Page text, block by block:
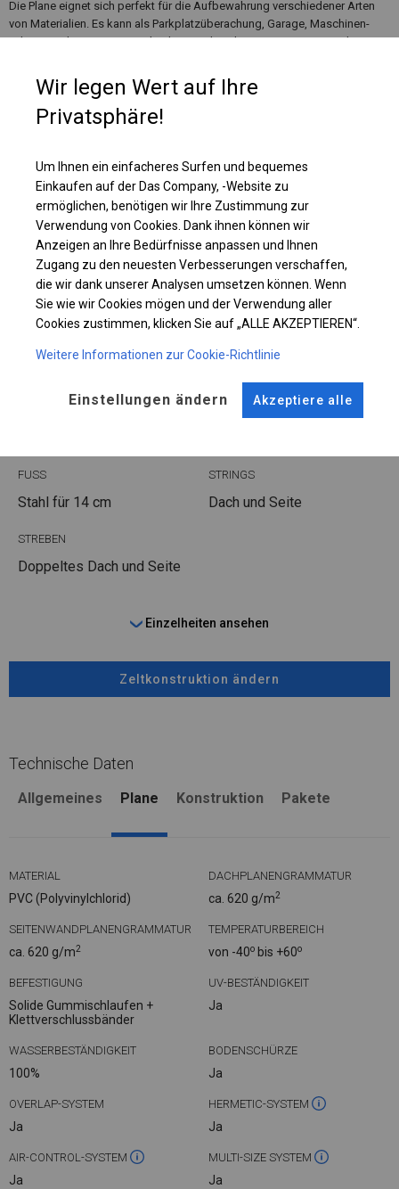
Die Plane eignet sich perfekt für die Aufbewahrung verschiedener Arten
von Materialien. Es kann als Parkplatzüberachung, Garage, Maschinen-
oder Bootslager, Autowaschanlage und Lackierraum genutzt werden.
möchten, Feuerquellen befinden, lohnt es sich, über ein feuerfestes
Lagerzelt nachzudenken, in dem Sie Ihre Materialien sicher aufbewahren
können.
Einzelheiten ansehen
Plane ändern
KONSTRUKTION
POLAR PLUS
FUSS
Stahl für 14 cm
STRINGS
Dach und Seite
STREBEN
Doppeltes Dach und Seite
Einzelheiten ansehen
Zeltkonstruktion ändern
Technische Daten
Allgemeines Plane Konstruktion Pakete
MATERIAL
PVC (Polyvinylchlorid)
DACHPLANENGRAMMATUR
ca. 620 g/m2
SEITENWANDPLANENGRAMMATUR
ca. 620 g/m2
TEMPERATURBEREICH
von -40o bis +60o
BEFESTIGUNG
Solide Gummischlaufen +
Klettverschlussbänder
UV-BESTÄNDIGKEIT
Ja
WASSERBESTÄNDIGKEIT
100%
BODENSCHÜRZE
Ja
OVERLAP-SYSTEM
Ja
HERMETIC-SYSTEM
Ja
AIR-CONTROL-SYSTEM
Ja
MULTI-SIZE SYSTEM
Ja
Wir legen Wert auf Ihre
Privatsphäre!
Um Ihnen ein einfacheres Surfen und bequemes
Einkaufen auf der Das Company, -Website zu
ermöglichen, benötigen wir Ihre Zustimmung zur
Verwendung von Cookies. Dank ihnen können wir
Anzeigen an Ihre Bedürfnisse anpassen und Ihnen
Zugang zu den neuesten Verbesserungen verschaffen,
die wir dank unserer Analysen umsetzen können. Wenn
Sie wie wir Cookies mögen und der Verwendung aller
Cookies zustimmen, klicken Sie auf „ALLE AKZEPTIEREN“.
Weitere Informationen zur Cookie-Richtlinie
Einstellungen ändern Akzeptiere alle